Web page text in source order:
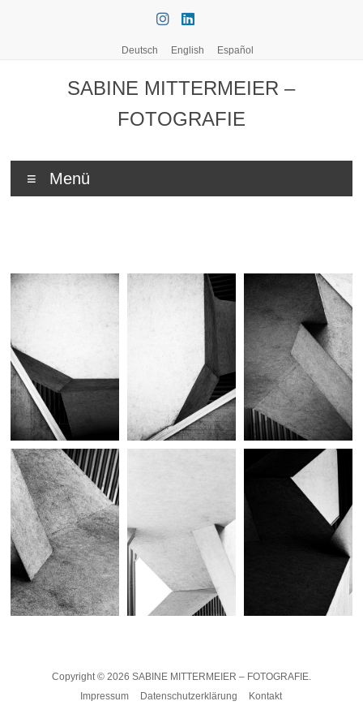
Deutsch English Español
SABINE MITTERMEIER –
FOTOGRAFIE
Menü
Copyright © 2026 SABINE MITTERMEIER – FOTOGRAFIE.
Impressum
Datenschutzerklärung Kontakt